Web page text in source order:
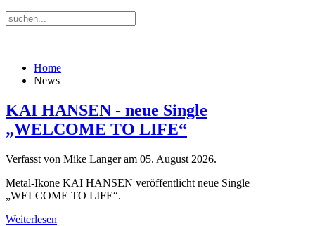
Home
News
KAI HANSEN - neue Single
„WELCOME TO LIFE“
Verfasst von Mike Langer am 05. August 2026.
Metal-Ikone KAI HANSEN veröffentlicht neue Single
„WELCOME TO LIFE“.
Weiterlesen